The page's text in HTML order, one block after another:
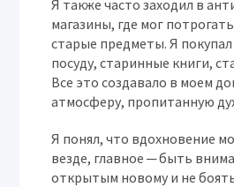
Я также часто заходил в
магазины, где мог
старые предметы. Я
посуду, старинные книги,
Все это создавало в моем
атмосферу, пропитанную
Я понял, что вдохновение
везде, главное ─ быть
открытым новому и не